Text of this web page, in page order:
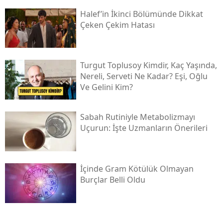
Halef’in İkinci Bölümünde Dikkat
Çeken Çekim Hatası
Turgut Toplusoy Kimdir, Kaç Yaşında,
Nereli, Serveti Ne Kadar? Eşi, Oğlu
Ve Gelini Kim?
Sabah Rutiniyle Metabolizmayı
Uçurun: İşte Uzmanların Önerileri
İçinde Gram Kötülük Olmayan
Burçlar Belli Oldu